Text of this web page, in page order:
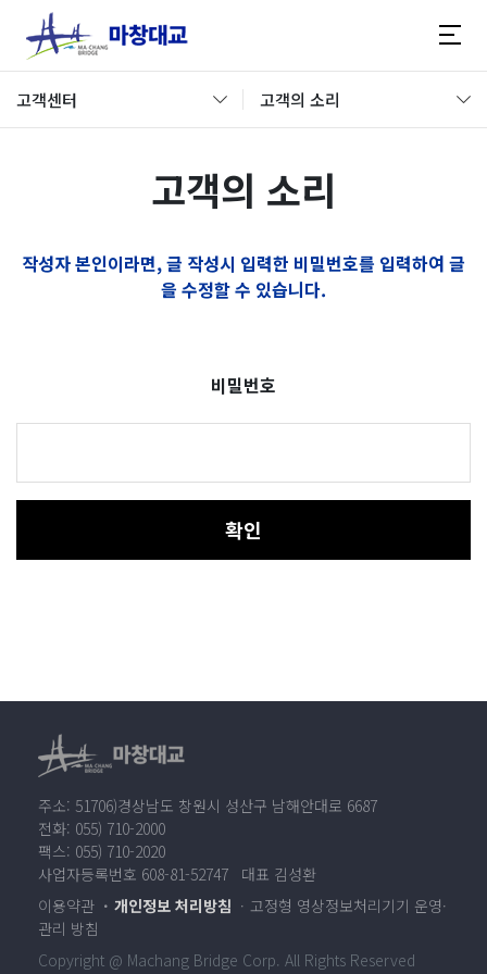
고객센터 고객의 소리
고객의 소리
작성자 본인이라면, 글 작성시 입력한 비밀번호를 입력하여 글
을 수정할 수 있습니다.
비밀번호
확인
주소: 51706)경상남도 창원시 성산구 남해안대로 6687
전화: 055) 710-2000
팩스: 055) 710-2020
사업자등록번호 608-81-52747 대표 김성환
이용약관
개인정보 처리방침
고정형 영상정보처리기기 운영·
관리 방침
Copyright @ Machang Bridge Corp. All Rights Reserved